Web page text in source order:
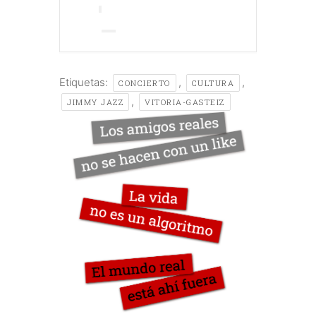
Etiquetas: CONCIERTO , CULTURA ,
JIMMY JAZZ , VITORIA-GASTEIZ